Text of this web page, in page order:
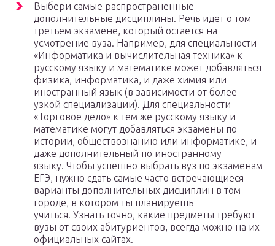
Выбери самые распространенные
дополнительные дисциплины. Речь идет о том
третьем экзамене, который остается на
усмотрение вуза. Например, для специальности
«Информатика и вычислительная техника» к
русскому языку и математике может добавляться
физика, информатика, и даже химия или
иностранный язык (в зависимости от более
узкой специализации). Для специальности
«Торговое дело» к тем же русскому языку и
математике могут добавляться экзамены по
истории, обществознанию или информатике, и
даже дополнительный по иностранному
языку. Чтобы успешно выбрать вуз по экзаменам
ЕГЭ, нужно сдать самые часто встречающиеся
варианты дополнительных дисциплин в том
городе, в котором ты планируешь
учиться. Узнать точно, какие предметы требуют
вузы от своих абитуриентов, всегда можно на их
официальных сайтах.